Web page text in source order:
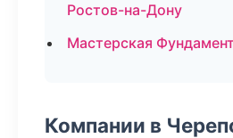
Ростов-на-Дону
Мастерская
Компании в